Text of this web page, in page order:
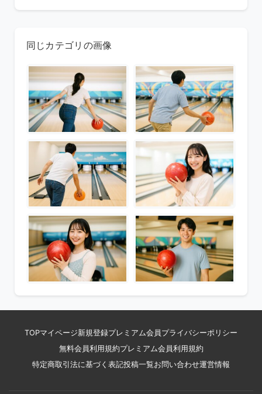
同じカテゴリの画像
TOPマイページ新規登録プレミアム会員 プライバシーポリシー
無料会員利用規約プレミアム会員利用規約
特定商取引法に基づく表記投稿一覧お問い合わせ運営情報